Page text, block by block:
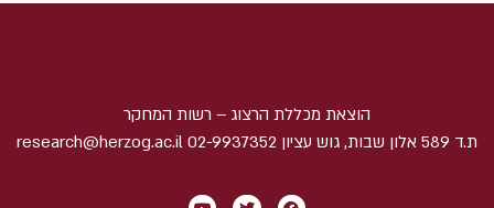
הוצאת מכללת הרצוג – רשות המחקר
ת.ד 589 אלון שבות, גוש עציון 02-9937352 research@herzog.ac.il